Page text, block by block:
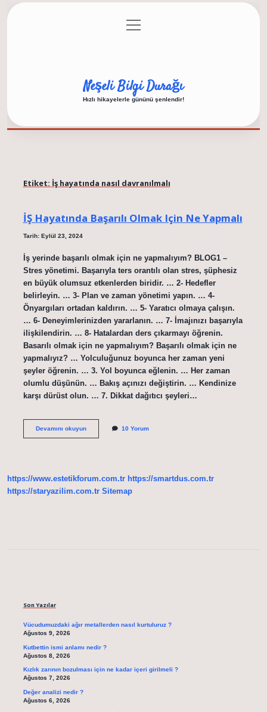
Gizlilik Politikası
menüyü
aç
Neşeli Bilgi Durağı
Hızlı hikayelerle gününü şenlendir!
Etiket: İş hayatında nasıl davranılmalı
İŞ Hayatında Başarılı Olmak Için Ne Yapmalı
Tarih: Eylül 23, 2024
İş yerinde başarılı olmak için ne yapmalıyım? BLOG1 –
Stres yönetimi. Başarıyla ters orantılı olan stres, şüphesiz
en büyük olumsuz etkenlerden biridir. … 2- Hedefler
belirleyin. … 3- Plan ve zaman yönetimi yapın. … 4-
Önyargıları ortadan kaldırın. … 5- Yaratıcı olmaya çalışın.
… 6- Deneyimlerinizden yararlanın. … 7- İmajınızı başarıyla
ilişkilendirin. … 8- Hatalardan ders çıkarmayı öğrenin.
Basarılı olmak için ne yapmalıyım? Başarılı olmak için ne
yapmalıyız? … Yolculuğunuz boyunca her zaman yeni
şeyler öğrenin. … 3. Yol boyunca eğlenin. … Her zaman
olumlu düşünün. … Bakış açınızı değiştirin. … Kendinize
karşı dürüst olun. … 7. Dikkat dağıtıcı şeyleri…
Devamını okuyunİŞ
Yapmalı
10 Yorum
https://www.estetikforum.com.tr https://smartdus.com.tr
https://staryazilim.com.tr Sitemap
Son Yazılar
Vücudumuzdaki ağır metallerden nasıl kurtuluruz ?
Ağustos 9, 2026
Kutbettin ismi anlamı nedir ?
Ağustos 8, 2026
Kızlık zarının bozulması için ne kadar içeri girilmeli ?
Ağustos 7, 2026
Değer analizi nedir ?
Ağustos 6, 2026